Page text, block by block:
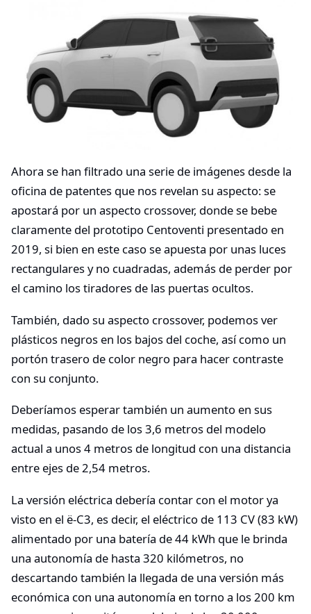
Ahora se han filtrado una serie de imágenes desde la
oficina de patentes que nos revelan su aspecto: se
apostará por un aspecto crossover, donde se bebe
claramente del prototipo Centoventi presentado en
2019, si bien en este caso se apuesta por unas luces
rectangulares y no cuadradas, además de perder por
el camino los tiradores de las puertas ocultos.
También, dado su aspecto crossover, podemos ver
plásticos negros en los bajos del coche, así como un
portón trasero de color negro para hacer contraste
con su conjunto.
Deberíamos esperar también un aumento en sus
medidas, pasando de los 3,6 metros del modelo
actual a unos 4 metros de longitud con una distancia
entre ejes de 2,54 metros.
La versión eléctrica debería contar con el motor ya
visto en el ë-C3, es decir, el eléctrico de 113 CV (83 kW)
alimentado por una batería de 44 kWh que le brinda
una autonomía de hasta 320 kilómetros, no
descartando también la llegada de una versión más
económica con una autonomía en torno a los 200 km